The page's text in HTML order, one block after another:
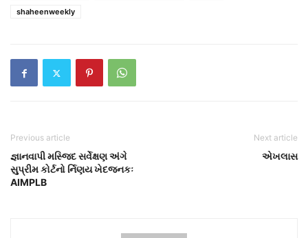
shaheenweekly
Previous article
જ્ઞાનવાપી મસ્જિદ સર્વેક્ષણ અંગે
સુપ્રીમ કોર્ટનો ર્નિણય ખેદજનકઃ
AIMPLB
Next article
એખલાસ